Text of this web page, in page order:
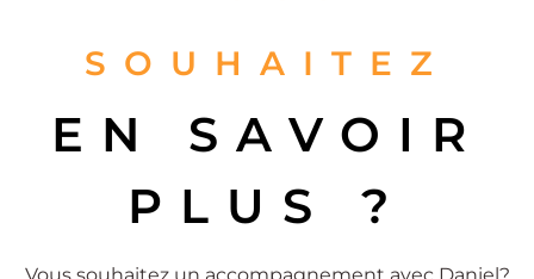
SOUHAITEZ
EN SAVOIR
PLUS ?
Vous souhaitez un accompagnement avec Daniel?